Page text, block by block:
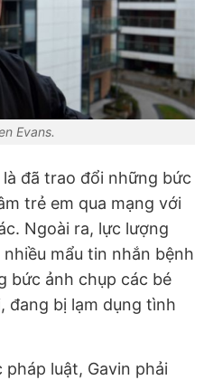
Evans.
đã trao đổi những bức
trẻ em qua mạng với
Ngoài ra, lực lượng
mẩu tin nhắn bệnh
bức ảnh chụp các bé
đang bị lạm dụng tình
luật, Gavin phải